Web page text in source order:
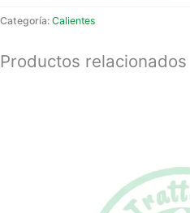
Categoría: Calientes
Productos relacionados